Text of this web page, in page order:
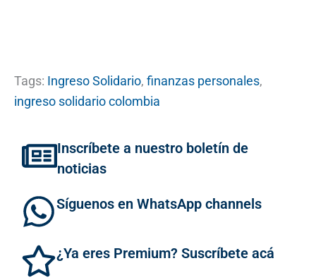
Tags: Ingreso Solidario, finanzas personales,
ingreso solidario colombia
Inscríbete a nuestro boletín de
noticias
Síguenos en WhatsApp channels
¿Ya eres Premium? Suscríbete acá